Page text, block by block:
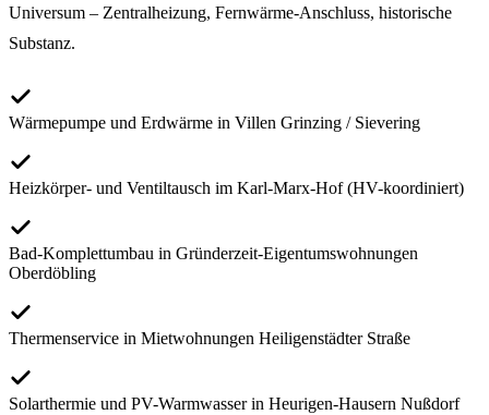
Universum – Zentralheizung, Fernwärme-Anschluss, historische
Substanz.
Wärmepumpe und Erdwärme in Villen Grinzing / Sievering
Heizkörper- und Ventiltausch im Karl-Marx-Hof (HV-koordiniert)
Bad-Komplettumbau in Gründerzeit-Eigentumswohnungen
Oberdöbling
Thermenservice in Mietwohnungen Heiligenstädter Straße
Solarthermie und PV-Warmwasser in Heurigen-Hausern Nußdorf